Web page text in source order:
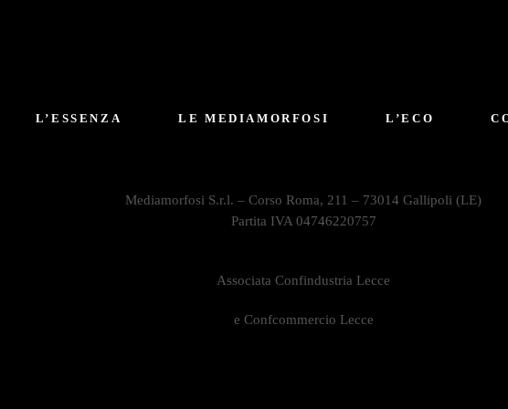
L’ESSENZA LE MEDIAMORFOSI L’ECO
Mediamorfosi S.r.l. – Corso Roma, 211 – 73014 Gallipoli (LE)
Partita IVA 04746220757
Associata Confindustria Lecce
e Confcommercio Lecce